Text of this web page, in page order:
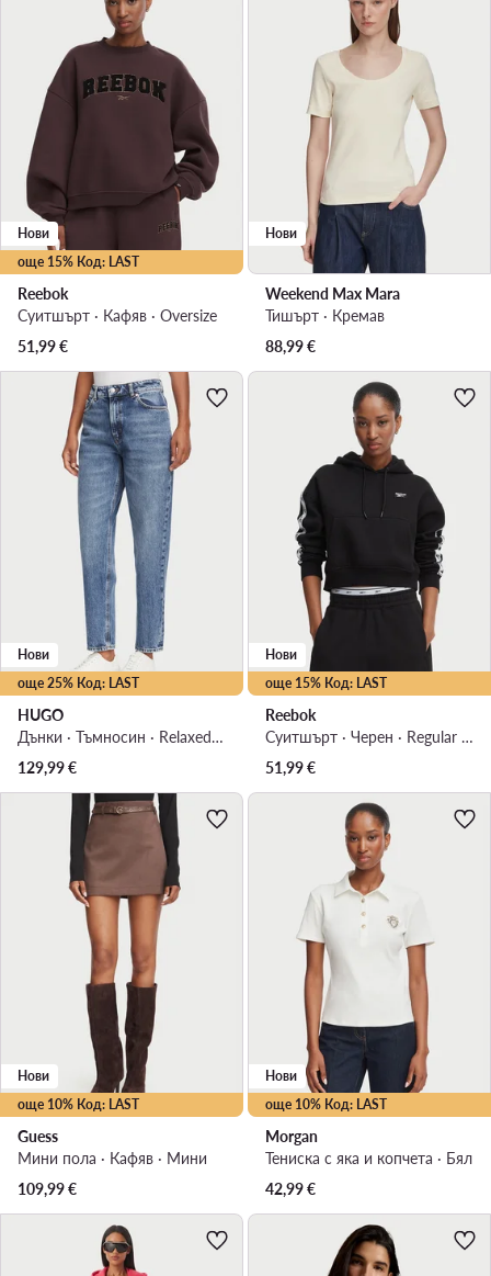
още 15% Код: LAST
Нови
Reebok
Суитшърт · Кафяв · Oversize
51,99€
Нови
Weekend Max Mara
Тишърт · Кремав
88,99€
още 25% Код: LAST
Нови
HUGO
Дънки · Тъмносин · Relaxed Fit
129,99€
още 15% Код: LAST
Нови
Reebok
Суитшърт · Черен · Regular Fit
51,99€
още 10% Код: LAST
Нови
Guess
Мини пола · Кафяв · Мини
109,99€
още 10% Код: LAST
Нови
Morgan
Тениска с яка и копчета · Бял
42,99€